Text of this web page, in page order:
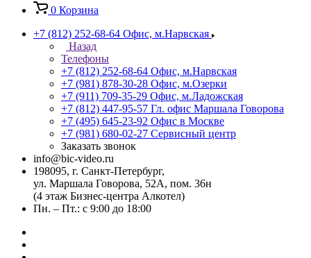
0 Корзина
+7 (812) 252-68-64 Офис, м.Нарвская
Назад
Телефоны
+7 (812) 252-68-64 Офис, м.Нарвская
+7 (981) 878-30-28 Офис, м.Озерки
+7 (911) 709-35-29 Офис, м.Ладожская
+7 (812) 447-95-57 Гл. офис Маршала Говорова
+7 (495) 645-23-92 Офис в Москве
+7 (981) 680-02-27 Сервисный центр
Заказать звонок
info@bic-video.ru
198095, г. Санкт-Петербург,
ул. Маршала Говорова, 52А, пом. 36н
(4 этаж Бизнес-центра Алкотел)
Пн. – Пт.: с 9:00 до 18:00